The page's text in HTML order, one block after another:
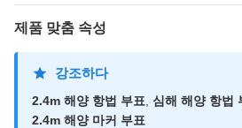
제품 맞춤 속성
강조하다
2.4m 해양 항법 부표 심해 해양 항법
2.4m 해양 마커 부표